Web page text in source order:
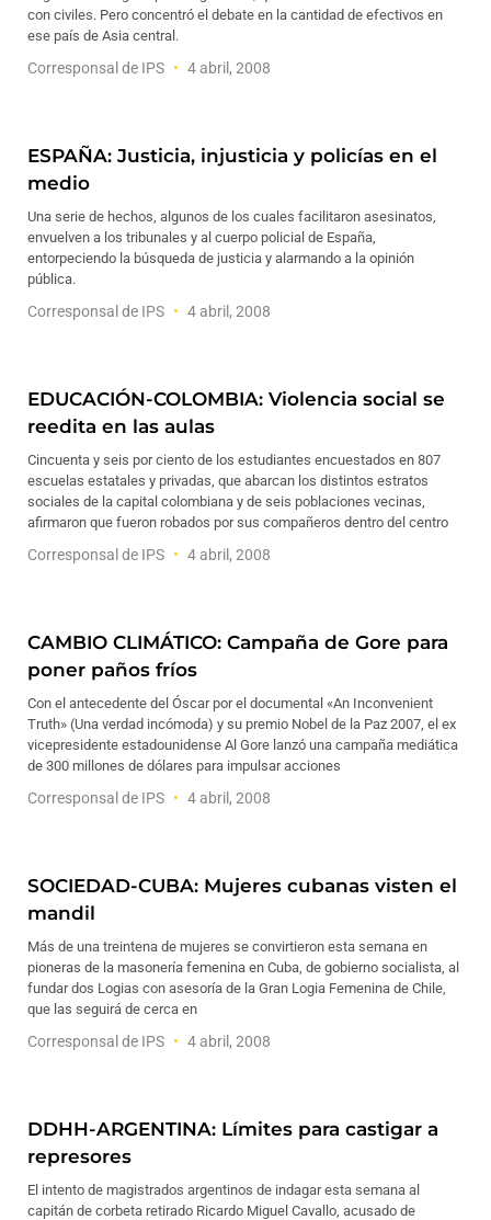
con civiles. Pero concentró el debate en la cantidad de efectivos en
ese país de Asia central.
Corresponsal de IPS 4 abril, 2008
ESPAÑA: Justicia, injusticia y policías en el
medio
Una serie de hechos, algunos de los cuales facilitaron asesinatos,
envuelven a los tribunales y al cuerpo policial de España,
entorpeciendo la búsqueda de justicia y alarmando a la opinión
pública.
Corresponsal de IPS 4 abril, 2008
EDUCACIÓN-COLOMBIA: Violencia social se
reedita en las aulas
Cincuenta y seis por ciento de los estudiantes encuestados en 807
escuelas estatales y privadas, que abarcan los distintos estratos
sociales de la capital colombiana y de seis poblaciones vecinas,
afirmaron que fueron robados por sus compañeros dentro del centro
Corresponsal de IPS 4 abril, 2008
CAMBIO CLIMÁTICO: Campaña de Gore para
poner paños fríos
Con el antecedente del Óscar por el documental «An Inconvenient
Truth» (Una verdad incómoda) y su premio Nobel de la Paz 2007, el ex
vicepresidente estadounidense Al Gore lanzó una campaña mediática
de 300 millones de dólares para impulsar acciones
Corresponsal de IPS 4 abril, 2008
SOCIEDAD-CUBA: Mujeres cubanas visten el
mandil
Más de una treintena de mujeres se convirtieron esta semana en
pioneras de la masonería femenina en Cuba, de gobierno socialista, al
fundar dos Logias con asesoría de la Gran Logia Femenina de Chile,
que las seguirá de cerca en
Corresponsal de IPS 4 abril, 2008
DDHH-ARGENTINA: Límites para castigar a
represores
El intento de magistrados argentinos de indagar esta semana al
capitán de corbeta retirado Ricardo Miguel Cavallo, acusado de